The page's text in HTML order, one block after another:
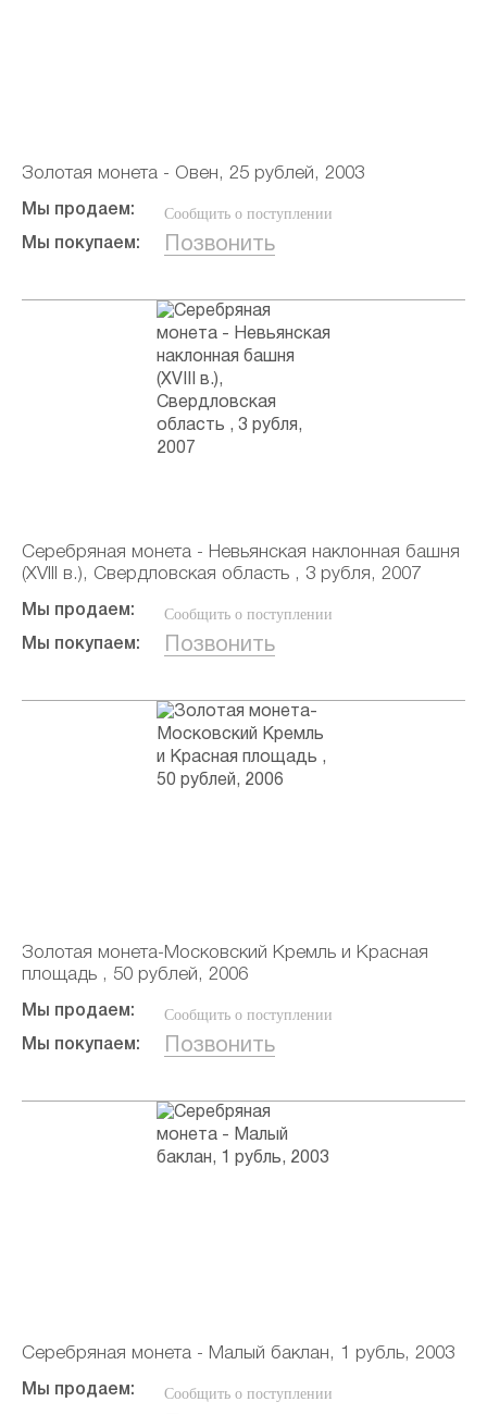
Золотая монета - Овен, 25 рублей, 2003
Мы продаем: Сообщить о поступлении
Мы покупаем: Позвонить
Серебряная монета - Невьянская наклонная башня
(XVIII в.), Свердловская область , 3 рубля, 2007
Мы продаем: Сообщить о поступлении
Мы покупаем: Позвонить
Золотая монета-Московский Кремль и Красная
площадь , 50 рублей, 2006
Мы продаем: Сообщить о поступлении
Мы покупаем: Позвонить
Серебряная монета - Малый баклан, 1 рубль, 2003
Мы продаем: Сообщить о поступлении